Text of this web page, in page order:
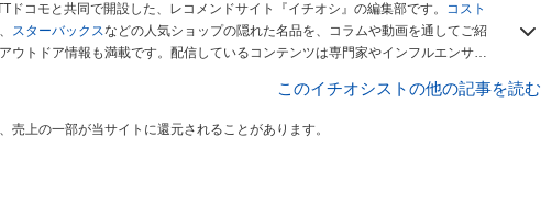
ドコモと共同で開設した、レコメンドサイト『イチオシ』の編集部です。
コスト
、 スターバックスなどの人気ショップの隠れた名品を、コラムや動画を通してご紹
ウトドア情報も満載です。配信しているコンテンツは専門家やインフルエンサー
このイチオシストの他の記事を読む
上の一部が当サイトに還元されることがあります。